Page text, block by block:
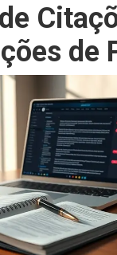
de